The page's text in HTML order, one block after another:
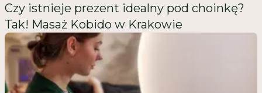
Czy istnieje prezent idealny pod choinkę?
Tak! Masaż Kobido w Krakowie